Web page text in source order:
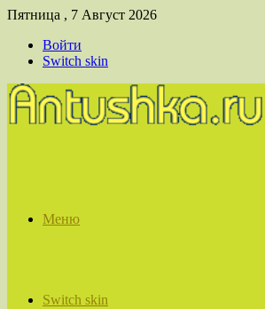
Пятница , 7 Август 2026
Войти
Switch skin
Меню
Switch skin